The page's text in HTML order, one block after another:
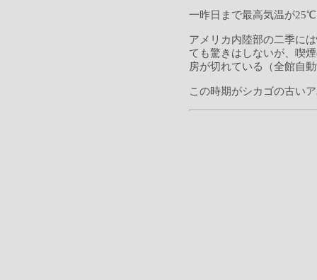
一昨日まで最高気温が
アメリカ内陸部の二季に
ても驚きはしないが、喫
房が切れている（全館自
この時期がシカゴの古い